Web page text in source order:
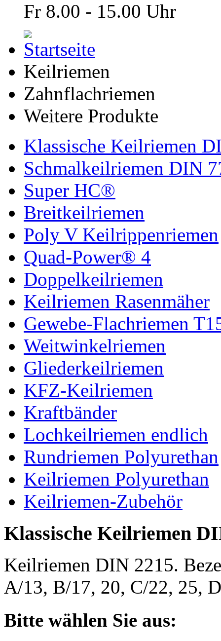
Fr 8.00 - 15.00 Uhr
Keilriemen
Zahnflachriemen
Weitere Produkte
Klassische Keilriemen
Schmalkeilriemen DIN
Super HC®
Breitkeilriemen
Poly V Keilrippenriemen
Quad-Power® 4
Doppelkeilriemen
Keilriemen Rasenmäher
Gewebe-Flachriemen
Weitwinkelriemen
Gliederkeilriemen
KFZ-Keilriemen
Kraftbänder
Lochkeilriemen endlich
Rundriemen Polyurethan
Keilriemen Polyurethan
Keilriemen-Zubehör
Klassische Keilriemen
Keilriemen DIN 2215.
A/13, B/17, 20, C/22, 25,
Bitte wählen Sie aus: